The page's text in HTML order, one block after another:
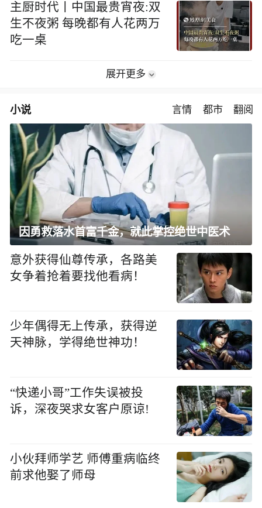
主厨时代丨中国最贵宵夜:双
生不夜粥 每晚都有人花两万
吃一桌
展开更多
小说 言情 都市 翻阅
因勇救落水首富千金，就此掌控绝世中医术
意外获得仙尊传承，各路美
女争着抢着要找他看病！
少年偶得无上传承，获得逆
天神脉，学得绝世神功！
“快递小哥”工作失误被投
诉，深夜哭求女客户原谅!
小伙拜师学艺 师傅重病临终
前求他娶了师母